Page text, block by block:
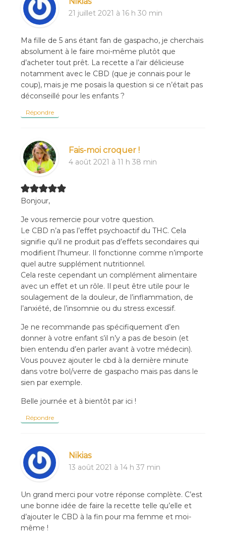
21 juillet 2021 à 16 h 30 min
Ma fille de 5 ans étant fan de gaspacho, je cherchais
absolument à le faire moi-même plutôt que
d’acheter tout prêt. La recette a l’air délicieuse
notamment avec le CBD (que je connais pour le
coup), mais je me posais la question si ce n’était pas
déconseillé pour les enfants ?
Répondre
Fais-moi croquer !
4 août 2021 à 11 h 38 min
Bonjour,
Je vous remercie pour votre question.
Le CBD n’a pas l’effet psychoactif du THC. Cela
signifie qu’il ne produit pas d’effets secondaires qui
modifient l’humeur. Il fonctionne comme n’importe
quel autre supplément nutritionnel.
Cela reste cependant un complément alimentaire
avec un effet et un rôle. Il peut être utile pour le
soulagement de la douleur, de l’inflammation, de
l’anxiété, de l’insomnie ou du stress excessif.
Je ne recommande pas spécifiquement d’en
donner à votre enfant s’il n’y a pas de besoin (et
bien entendu d’en parler avant à votre médecin).
Vous pouvez ajouter le cbd à la dernière minute
dans votre bol/verre de gaspacho mais pas dans le
sien par exemple.
Belle journée et à bientôt par ici !
Répondre
Nikias
13 août 2021 à 14 h 37 min
Un grand merci pour votre réponse complète. C’est
une bonne idée de faire la recette telle qu’elle et
d’ajouter le CBD à la fin pour ma femme et moi-
même !